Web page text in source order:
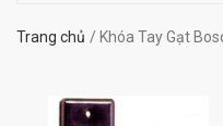
Trang chủ Khóa Tay Gạt